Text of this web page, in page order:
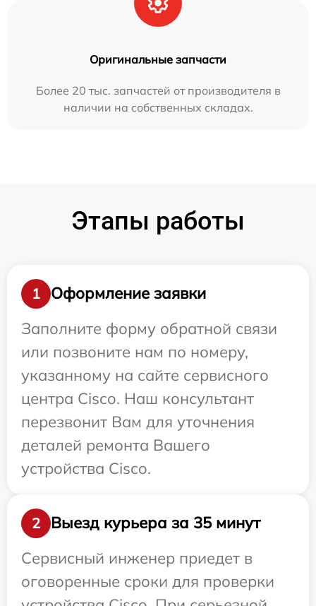
Оригинальные запчасти
Более 20 тыс. запчастей от производителя в
наличии на собственных складах.
Этапы работы
1
Оформление заявки
Заполните форму обратной связи
или позвоните нам по номеру,
указанному на сайте сервисного
центра Cisco. Наш консультант
перезвонит Вам для уточнения
деталей ремонта Вашего
устройства Cisco.
2
Выезд курьера за 35 минут
Сервисный инженер приедет в
оговоренные сроки для проверки